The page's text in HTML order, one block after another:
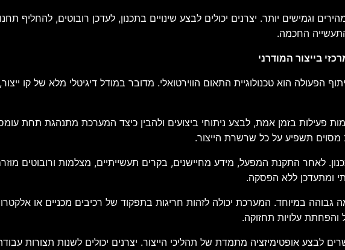
וגמישים יותר. יצרנים יכולים לבצע שינויים בתכנון, לעדכן רובוטים, להחליף
החכמה.
בייצור המודרני
הפעולה הוא טכנולוגיית התאום הווירטואלי. מדובר במודל דיגיטלי מלא של קו
פעילות בזמן אמת, לבצע ניתוחי ביצועים ולהבין כיצד המערכת מתנהגת תחת
תשפיע על כל שרשרת הייצור.
לאחר התקנת המפעל, מידע מחיישנים, בקרים תעשייתיים, מצלמות ורובוטים
ומתעדכן ללא הפסקה.
גבוהה במיוחד. המערכת יכולה לזהות חריגות בתפקוד של רכיבים מכניים או
והפחתת עלויות תחזוקה.
לבצע אופטימיזציה מתמדת של תהליכי הייצור. יצרנים יכולים לשנות תצורות